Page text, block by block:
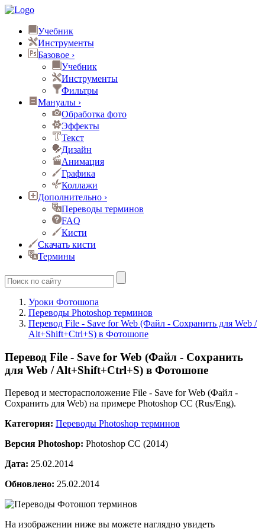
Учебник
Инструменты
Базовое ›
Учебник
Инструменты
Фильтры
Мануалы ›
Обработка фото
Эффекты
Текст
Дизайн
Анимация
Графика
Коллажи
Дополнительно ›
Переводы терминов
FAQ
Кисти
Скачать кисти
Термины
Уроки Фотошопа
Переводы Photoshop терминов
Перевод File - Save for Web (Файл - Сохранить для Web /
Alt+Shift+Ctrl+S) в Фотошопе
Перевод File - Save for Web (Файл - Сохранить
для Web / Alt+Shift+Ctrl+S) в Фотошопе
Перевод и месторасположение File - Save for Web (Файл -
Сохранить для Web) на примере Photoshop CC (Rus/Eng).
Категория: Переводы Photoshop терминов
Версия Photoshop: Photoshop CC (2014)
Дата: 25.02.2014
Обновлено: 25.02.2014
На изображении ниже вы можете наглядно увидеть